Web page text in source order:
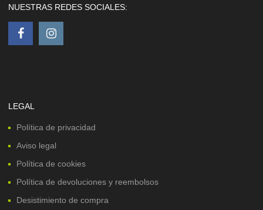
NUESTRAS REDES SOCIALES:
LEGAL
Política de privacidad
Aviso legal
Política de cookies
Política de devoluciones y reembolsos
Desistimiento de compra